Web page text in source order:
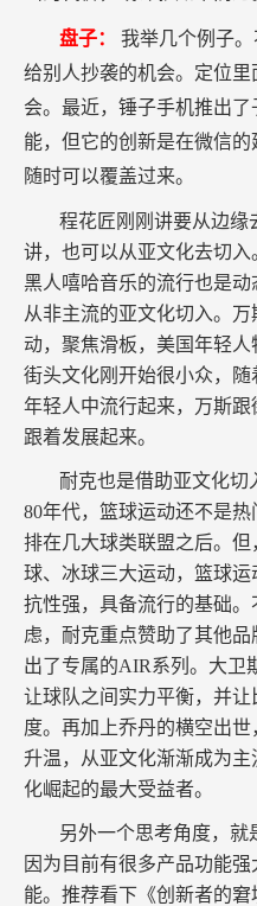
盘子： 我举几个例子
给别人抄袭的机会。定位
会。最近，锤子手机推出
能，但它的创新是在微信
随时可以覆盖过来。
程花匠刚刚讲要从边缘
讲，也可以从亚文化去切入
黑人嘻哈音乐的流行也是
从非主流的亚文化切入。
动，聚焦滑板，美国年轻人
街头文化刚开始很小众，
年轻人中流行起来，万斯
跟着发展起来。
耐克也是借助亚文化切
80年代，篮球运动还不是
排在几大球类联盟之后。
球、冰球三大运动，篮球
抗性强，具备流行的基础
虑，耐克重点赞助了其他
出了专属的AIR系列。大卫
让球队之间实力平衡，并
度。再加上乔丹的横空出
升温，从亚文化渐渐成为
化崛起的最大受益者。
另外一个思考角度，就
因为目前有很多产品功能
能。推荐看下《创新者的